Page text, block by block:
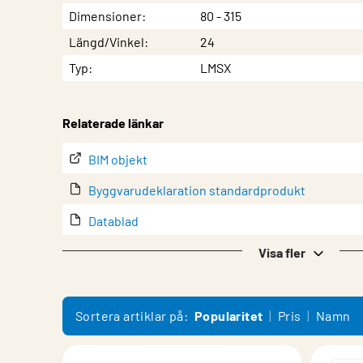
EgenskapVärde
Dimensioner
80 - 315
Längd/Vinkel
24
Typ
LMSX
Relaterade länkar
BIM objekt
Byggvarudeklaration standardprodukt
Datablad
Drift & underhåll
Försäkran för inbyggnad av en delvis fullbordad
Visa fler
Sortera artiklar på: Popularitet Pris Namn